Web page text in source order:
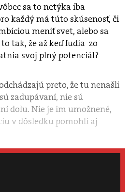
sa to netýka iba
každý má túto skúsenosť, či
meniť svet, alebo sa
tak, že až keď ľudia zo
svoj plný potenciál?
preto, že tu nenašli
zadupávaní, nie sú
dolu. Nie je im umožnené,
v dôsledku pomohli aj